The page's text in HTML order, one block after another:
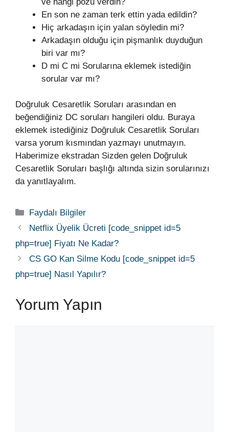
En son ne zaman terk ettin yada edildin?
Hiç arkadaşın için yalan söyledin mi?
Arkadaşın olduğu için pişmanlık duyduğun
biri var mı?
D mi C mi Sorularına eklemek istediğin
sorular var mı?
Doğruluk Cesaretlik Soruları arasından en
beğendiğiniz DC soruları hangileri oldu. Buraya
eklemek istediğiniz Doğruluk Cesaretlik Soruları
varsa yorum kısmından yazmayı unutmayın.
Haberimize ekstradan Sizden gelen Doğruluk
Cesaretlik Soruları başlığı altında sizin sorularınızı
da yanıtlayalım.
Kategoriler
Faydalı Bilgiler
Netflix Üyelik Ücreti [code_snippet id=5
php=true] Fiyatı Ne Kadar?
CS GO Kan Silme Kodu [code_snippet id=5
php=true] Nasıl Yapılır?
Yorum Yapın